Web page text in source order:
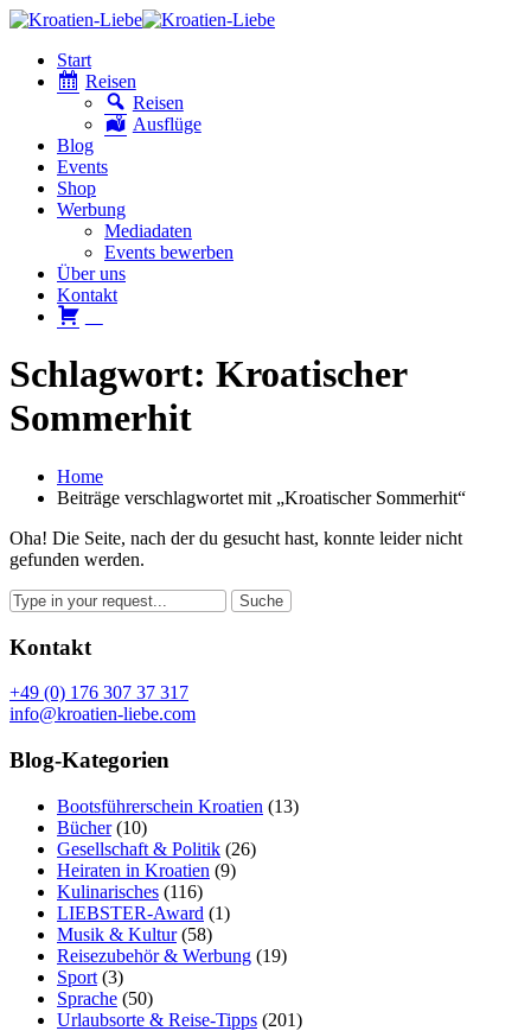
Start
Reisen
Reisen
Ausflüge
Blog
Events
Shop
Werbung
Mediadaten
Events bewerben
Über uns
Kontakt
Schlagwort: Kroatischer
Sommerhit
Home
Beiträge verschlagwortet mit „Kroatischer Sommerhit“
Oha! Die Seite, nach der du gesucht hast, konnte leider nicht
gefunden werden.
Kontakt
+49 (0) 176 307 37 317
info@kroatien-liebe.com
Blog-Kategorien
Bootsführerschein Kroatien (13)
Bücher(10)
Gesellschaft & Politik (26)
Heiraten in Kroatien (9)
Kulinarisches (116)
LIEBSTER-Award (1)
Musik & Kultur(58)
Reisezubehör & Werbung (19)
Sport (3)
Sprache (50)
Urlaubsorte & Reise-Tipps (201)